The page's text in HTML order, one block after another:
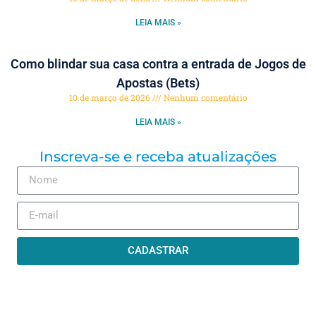
LEIA MAIS »
Como blindar sua casa contra a entrada de Jogos de
Apostas (Bets)
10 de março de 2026 Nenhum comentário
LEIA MAIS »
Inscreva-se e receba atualizações
CADASTRAR